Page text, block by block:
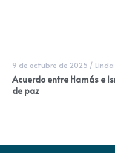
9 de octubre de 2025 /
Acuerdo entre Hamás e
de paz